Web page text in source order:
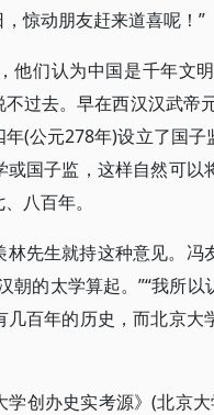
惊动朋友赶来道喜呢！”
他们认为中国是千年
过去。早在西汉汉武帝
(公元278年)设立了国子
国子监，这样自然可
八百年。
先生就持这种意见。
朝的太学算起。”“我所
百年的历史，而北京
创办史实考源》(北京